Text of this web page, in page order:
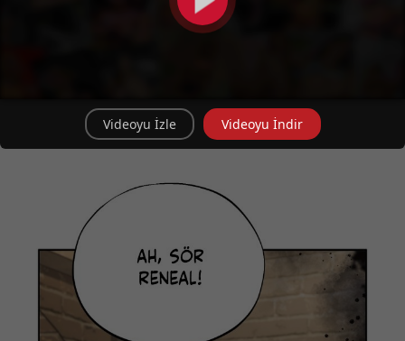
Videoyu İzle Videoyu İndir